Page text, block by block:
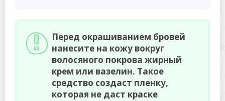
Перед окрашиванием бровей
нанесите на кожу вокруг
волосяного покрова жирный
крем или вазелин. Такое
средство создаст пленку,
которая не даст краске